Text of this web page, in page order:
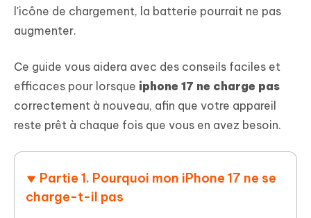
l'icône de chargement, la batterie pourrait ne pas
augmenter.
Ce guide vous aidera avec des conseils faciles et
efficaces pour lorsque iphone 17 ne charge pas
correctement à nouveau, afin que votre appareil
reste prêt à chaque fois que vous en avez besoin.
Partie 1. Pourquoi mon iPhone 17 ne se
charge-t-il pas